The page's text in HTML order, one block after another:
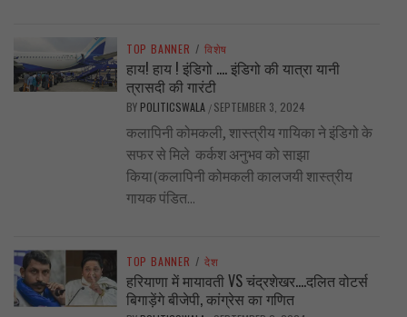
TOP BANNER / विशेष
हाय! हाय ! इंडिगो …. इंडिगो की यात्रा यानी
त्रासदी की गारंटी
BY POLITICSWALA / SEPTEMBER 3, 2024
कलापिनी कोमकली, शास्त्रीय गायिका ने इंडिगो के
सफर से मिले कर्कश अनुभव को साझा
किया(कलापिनी कोमकली कालजयी शास्त्रीय
गायक पंडित...
TOP BANNER / देश
हरियाणा में मायावती VS चंद्रशेखर….दलित वोटर्स
बिगाड़ेंगे बीजेपी, कांग्रेस का गणित